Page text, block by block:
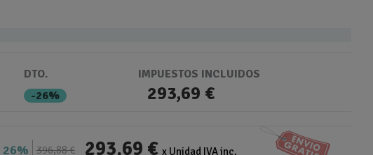
DTO.
-26%
IMPUESTOS INCLUIDOS
293,69 €
26% 396,88 € 293,69 € x Unidad IVA inc.